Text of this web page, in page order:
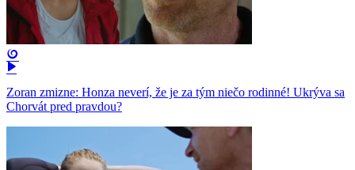
Zoran zmizne: Honza neverí, že je za tým niečo rodinné! Ukrýva sa
Chorvát pred pravdou?